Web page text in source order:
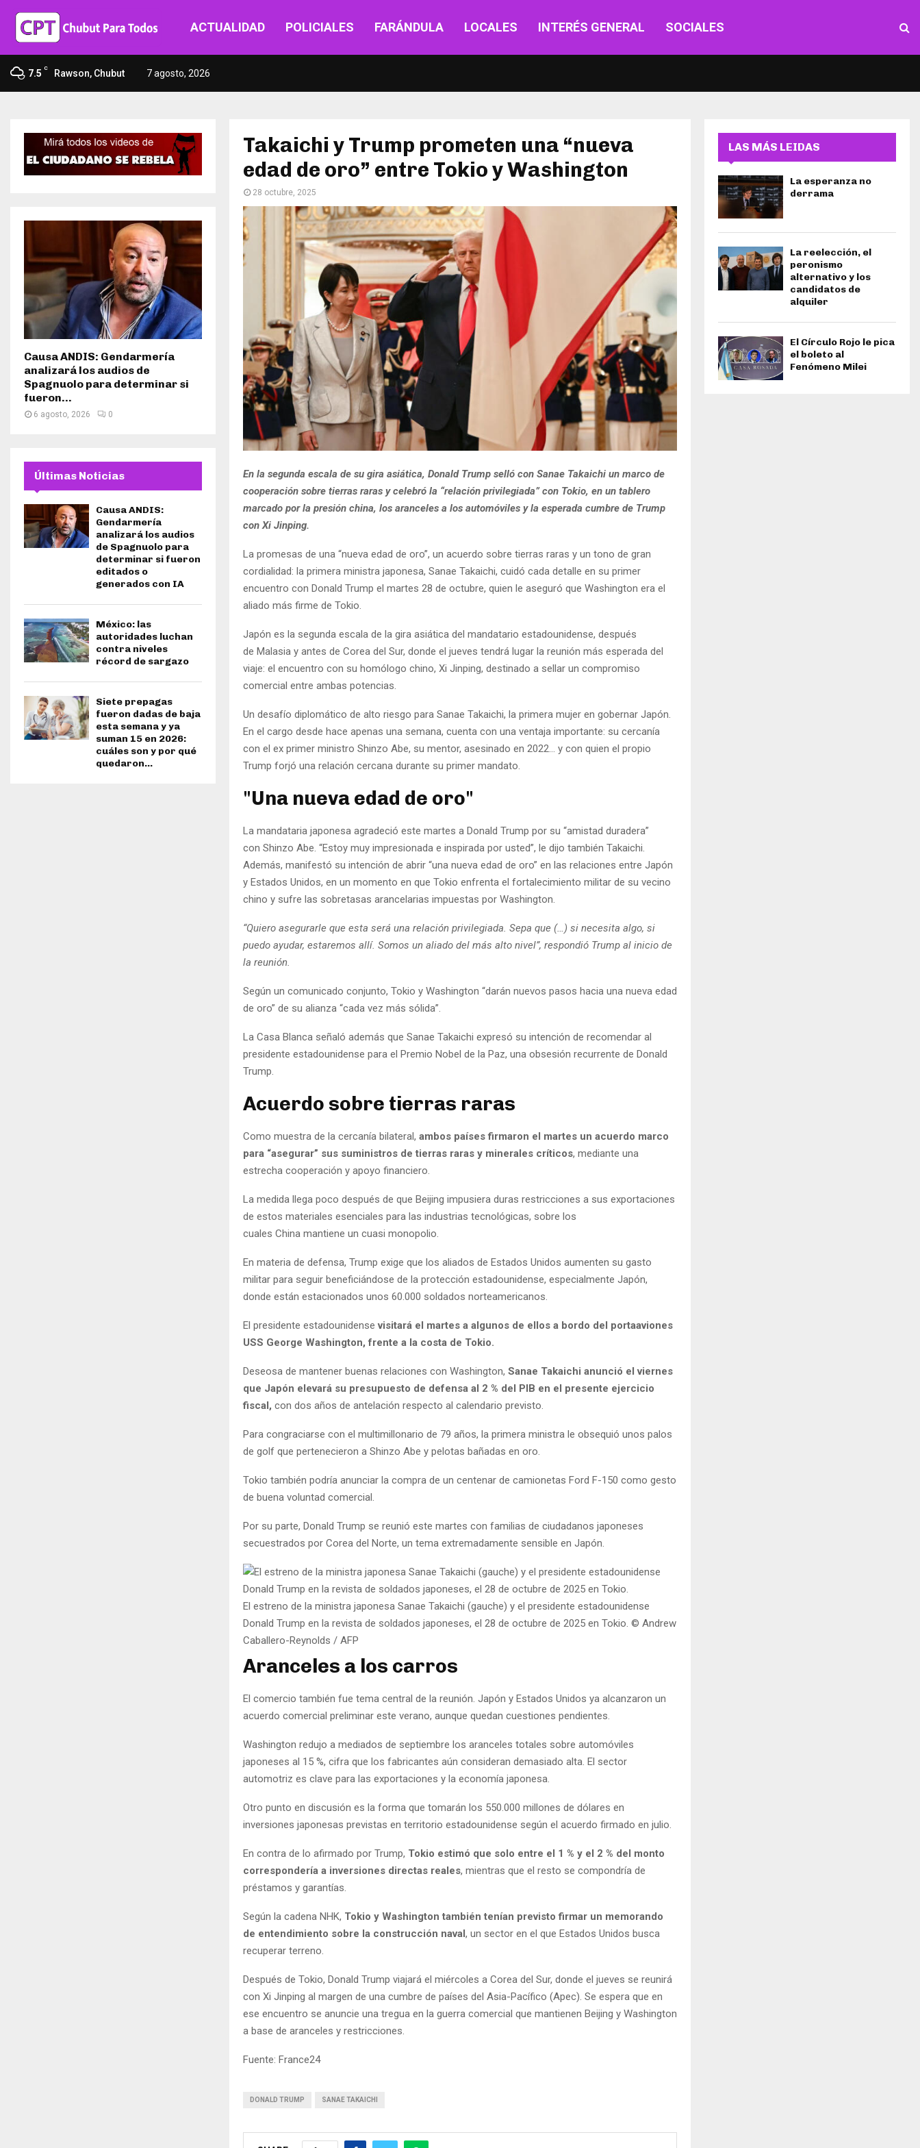
ACTUALIDAD POLICIALES FARÁNDULA LOCALES INTERÉS GENERAL SOCIALES
7.5 C Rawson, Chubut 7 agosto, 2026
Takaichi y Trump prometen una “nueva
edad de oro” entre Tokio y Washington
28 octubre, 2025
En la segunda escala de su gira asiática, Donald Trump selló con Sanae Takaichi un marco de
cooperación sobre tierras raras y celebró la “relación privilegiada” con Tokio, en un tablero
marcado por la presión china, los aranceles a los automóviles y la esperada cumbre de Trump
con Xi Jinping.
La promesas de una “nueva edad de oro”, un acuerdo sobre tierras raras y un tono de gran
cordialidad: la primera ministra japonesa, Sanae Takaichi, cuidó cada detalle en su primer
encuentro con Donald Trump el martes 28 de octubre, quien le aseguró que Washington era el
aliado más firme de Tokio.
Japón es la segunda escala de la gira asiática del mandatario estadounidense, después
de Malasia y antes de Corea del Sur, donde el jueves tendrá lugar la reunión más esperada del
viaje: el encuentro con su homólogo chino, Xi Jinping, destinado a sellar un compromiso
comercial entre ambas potencias.
Un desafío diplomático de alto riesgo para Sanae Takaichi, la primera mujer en gobernar Japón.
En el cargo desde hace apenas una semana, cuenta con una ventaja importante: su cercanía
con el ex primer ministro Shinzo Abe, su mentor, asesinado en 2022… y con quien el propio
Trump forjó una relación cercana durante su primer mandato.
"Una nueva edad de oro"
La mandataria japonesa agradeció este martes a Donald Trump por su “amistad duradera”
con Shinzo Abe. “Estoy muy impresionada e inspirada por usted”, le dijo también Takaichi.
Además, manifestó su intención de abrir “una nueva edad de oro” en las relaciones entre Japón
y Estados Unidos, en un momento en que Tokio enfrenta el fortalecimiento militar de su vecino
chino y sufre las sobretasas arancelarias impuestas por Washington.
“Quiero asegurarle que esta será una relación privilegiada. Sepa que (…) si necesita algo, si
puedo ayudar, estaremos allí. Somos un aliado del más alto nivel”, respondió Trump al inicio de
la reunión.
Según un comunicado conjunto, Tokio y Washington “darán nuevos pasos hacia una nueva edad
de oro” de su alianza “cada vez más sólida”.
La Casa Blanca señaló además que Sanae Takaichi expresó su intención de recomendar al
presidente estadounidense para el Premio Nobel de la Paz, una obsesión recurrente de Donald
Trump.
Acuerdo sobre tierras raras
Como muestra de la cercanía bilateral, ambos países firmaron el martes un acuerdo marco
para “asegurar” sus suministros de tierras raras y minerales críticos, mediante una
estrecha cooperación y apoyo financiero.
La medida llega poco después de que Beijing impusiera duras restricciones a sus exportaciones
de estos materiales esenciales para las industrias tecnológicas, sobre los
cuales China mantiene un cuasi monopolio.
En materia de defensa, Trump exige que los aliados de Estados Unidos aumenten su gasto
militar para seguir beneficiándose de la protección estadounidense, especialmente Japón,
donde están estacionados unos 60.000 soldados norteamericanos.
El presidente estadounidense visitará el martes a algunos de ellos a bordo del portaaviones
USS George Washington, frente a la costa de Tokio.
Deseosa de mantener buenas relaciones con Washington, Sanae Takaichi anunció el viernes
que Japón elevará su presupuesto de defensa al 2 % del PIB en el presente ejercicio
fiscal, con dos años de antelación respecto al calendario previsto.
Para congraciarse con el multimillonario de 79 años, la primera ministra le obsequió unos palos
de golf que pertenecieron a Shinzo Abe y pelotas bañadas en oro.
Tokio también podría anunciar la compra de un centenar de camionetas Ford F-150 como gesto
de buena voluntad comercial.
Por su parte, Donald Trump se reunió este martes con familias de ciudadanos japoneses
secuestrados por Corea del Norte, un tema extremadamente sensible en Japón.
El estreno de la ministra japonesa Sanae Takaichi (gauche) y el presidente estadounidense
Donald Trump en la revista de soldados japoneses, el 28 de octubre de 2025 en Tokio. © Andrew
Caballero-Reynolds / AFP
Aranceles a los carros
El comercio también fue tema central de la reunión. Japón y Estados Unidos ya alcanzaron un
acuerdo comercial preliminar este verano, aunque quedan cuestiones pendientes.
Washington redujo a mediados de septiembre los aranceles totales sobre automóviles
japoneses al 15 %, cifra que los fabricantes aún consideran demasiado alta. El sector
automotriz es clave para las exportaciones y la economía japonesa.
Otro punto en discusión es la forma que tomarán los 550.000 millones de dólares en
inversiones japonesas previstas en territorio estadounidense según el acuerdo firmado en julio.
En contra de lo afirmado por Trump, Tokio estimó que solo entre el 1 % y el 2 % del monto
correspondería a inversiones directas reales, mientras que el resto se compondría de
préstamos y garantías.
Según la cadena NHK, Tokio y Washington también tenían previsto firmar un memorando
de entendimiento sobre la construcción naval, un sector en el que Estados Unidos busca
recuperar terreno.
Después de Tokio, Donald Trump viajará el miércoles a Corea del Sur, donde el jueves se reunirá
con Xi Jinping al margen de una cumbre de países del Asia-Pacífico (Apec). Se espera que en
ese encuentro se anuncie una tregua en la guerra comercial que mantienen Beijing y Washington
a base de aranceles y restricciones.
Fuente: France24
DONALD TRUMP SANAE TAKAICHI
Causa ANDIS: Gendarmería
analizará los audios de
Spagnuolo para determinar si
fueron...
6 agosto, 2026 0
Últimas Noticias
Causa ANDIS:
Gendarmería
analizará los audios
de Spagnuolo para
determinar si fueron
editados o
generados con IA
México: las
autoridades luchan
contra niveles
récord de sargazo
Siete prepagas
fueron dadas de baja
esta semana y ya
suman 15 en 2026:
cuáles son y por qué
quedaron...
LAS MÁS LEIDAS
La esperanza no
derrama
La reelección, el
peronismo
alternativo y los
candidatos de
alquiler
El Círculo Rojo le pica
el boleto al
Fenómeno Milei